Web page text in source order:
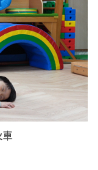
車